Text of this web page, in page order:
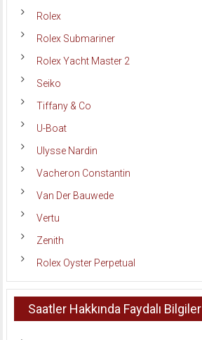
Rolex
Rolex Submariner
Rolex Yacht Master 2
Seiko
Tiffany & Co
U-Boat
Ulysse Nardin
Vacheron Constantin
Van Der Bauwede
Vertu
Zenith
Rolex Oyster Perpetual
Saatler Hakkında Faydalı Bilgiler